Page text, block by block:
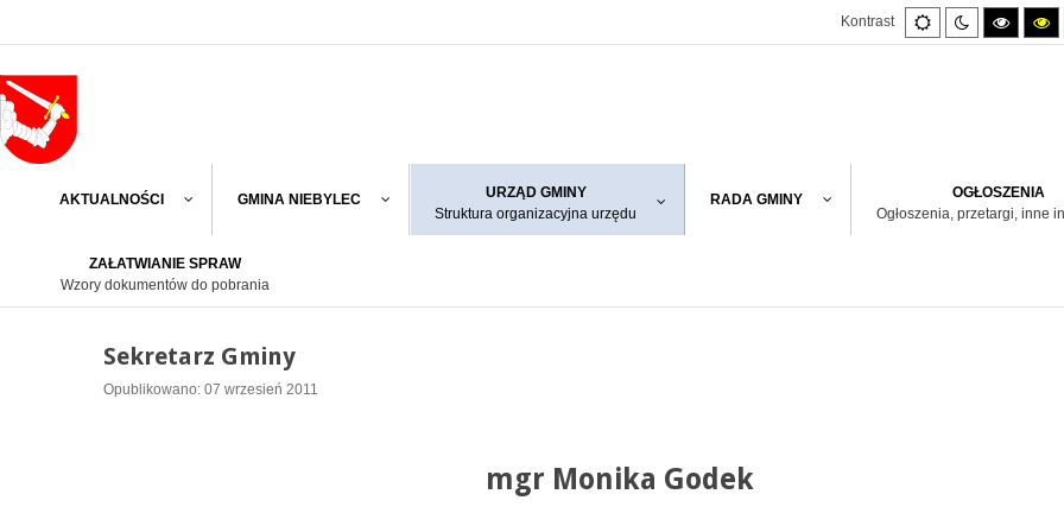
Kontrast
Default
mode
Night
mode
High
AKTUALNOŚCI GMINA NIEBYLEC
URZĄD GMINY
Struktura organizacyjna urzędu
RADA GMINY
OGŁOSZENIA
Ogłoszenia, przetargi, inne
ZAŁATWIANIE SPRAW
Wzory dokumentów do pobrania
Sekretarz Gminy
Opublikowano: 07 wrzesień 2011
mgr Monika Godek